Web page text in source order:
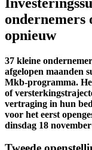
ondernemers
opnieuw
37 kleine
afgelopen maanden
Mkb-programma.
of
vertraging in hun
voor het eerst
dinsdag 18